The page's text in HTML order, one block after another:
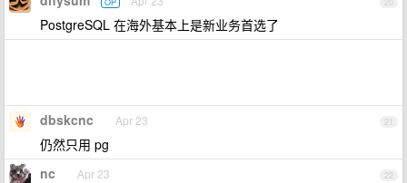
PostgreSQL 在海外基本上是新业务首选了
21
dbskcnc Apr 23
仍然只用 pg
22
nc Apr 23